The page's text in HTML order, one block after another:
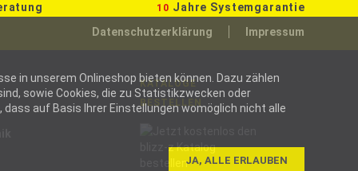
Datenschutzerklärung Impressum
in unserem Onlineshop bieten können. Dazu zählen
sowie Cookies, die zu Statistikzwecken oder
auf Basis Ihrer Einstellungen womöglich nicht alle
JA, ALLE ERLAUBEN
10 Jahre Systemgarantie
KATALOGE
BESTELLEN